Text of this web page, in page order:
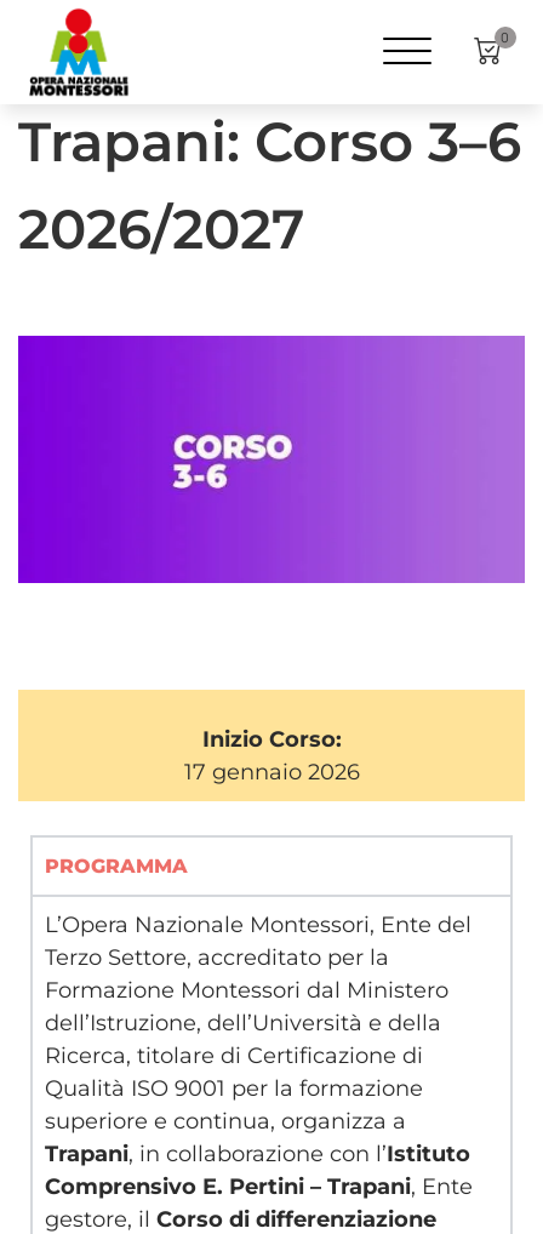
0
Trapani: Corso 3–6
2026/2027
Inizio Corso:
17 gennaio 2026
PROGRAMMA
L’Opera Nazionale Montessori, Ente del
Terzo Settore, accreditato per la
Formazione Montessori dal Ministero
dell’Istruzione, dell’Università e della
Ricerca, titolare di Certificazione di
Qualità ISO 9001 per la formazione
superiore e continua, organizza a
Trapani, in collaborazione con l’Istituto
Comprensivo E. Pertini – Trapani, Ente
gestore, il Corso di differenziazione